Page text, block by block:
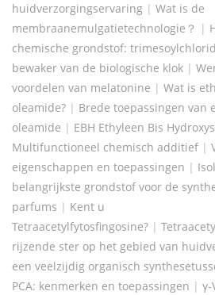
huidverzorgingservaring | Wat is de
membraanemulgatietechnologie？ |
chemische grondstof:
bewaker van de biologische klok |
voordelen van melatonine | Wat is
oleamide? | Brede toepassingen van
oleamide | EBH Ethyleen Bis
Multifunctioneel chemisch additief |
eigenschappen en toepassingen |
belangrijkste grondstof voor de
parfums | Kent u
Tetraacetylfytosfingosine? |
rijzende ster op het gebied van
een veelzijdig organisch
PCA: kenmerken en toepassingen |